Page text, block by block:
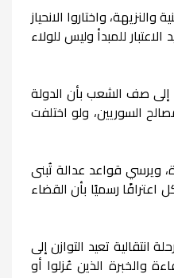
واختاروا الانحياز
للمبدأ وليس للولاء
إلى صف الشعب بأن الدولة
السوريين، ولو اختلفت
ويرسي قواعد عدالة تُبنى
اعترافًا رسميًا بأن القضاء
تعيد التوازن إلى
والخبرة الذين عُزلوا أو